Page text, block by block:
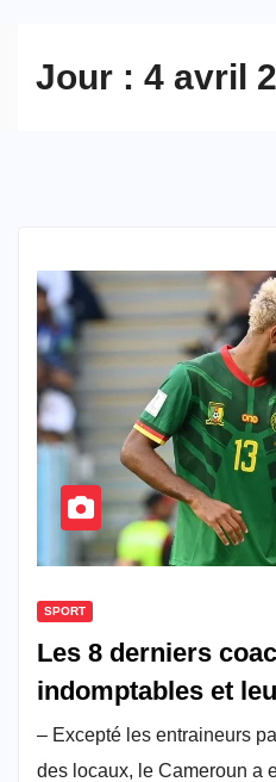
Jour : 4 avril
SPORT
Les 8 derniers
indomptables et
– Excepté les entraineurs
des locaux, le Cameroun a